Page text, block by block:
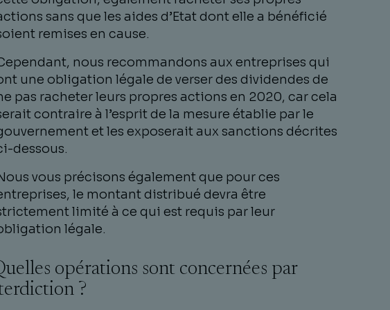
sans que les aides d’Etat dont elle a bénéficié
remises en cause.
nous recommandons aux entreprises qui
une obligation légale de verser des dividendes de
pas racheter leurs propres actions en 2020, car cela
contraire à l’esprit de la mesure établie par le
et les exposerait aux sanctions décrites
dessous.
vous précisons également que pour ces
le montant distribué devra être
limité à ce qui est requis par leur
légale.
opérations sont concernées par
?